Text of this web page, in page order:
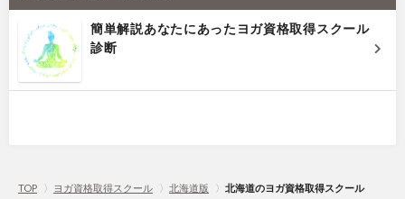
簡単解説あなたにあったヨガ資格取得スクール
診断
TOP 〉 ヨガ資格取得スクール 〉 北海道版 〉 北海道のヨガ資格取得スクール